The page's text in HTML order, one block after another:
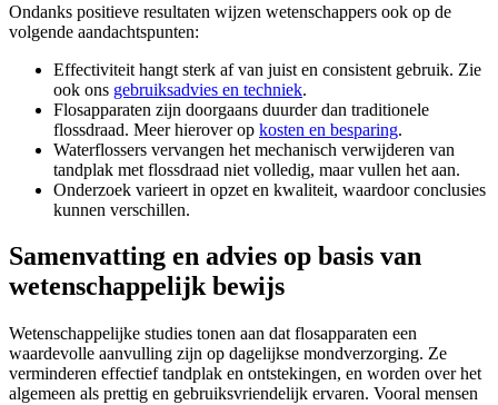
Ondanks positieve resultaten wijzen wetenschappers ook op de
volgende aandachtspunten:
Effectiviteit hangt sterk af van juist en consistent gebruik. Zie
ook ons gebruiksadvies en techniek.
Flosapparaten zijn doorgaans duurder dan traditionele
flossdraad. Meer hierover op kosten en besparing.
Waterflossers vervangen het mechanisch verwijderen van
tandplak met flossdraad niet volledig, maar vullen het aan.
Onderzoek varieert in opzet en kwaliteit, waardoor conclusies
kunnen verschillen.
Samenvatting en advies op basis van
wetenschappelijk bewijs
Wetenschappelijke studies tonen aan dat flosapparaten een
waardevolle aanvulling zijn op dagelijkse mondverzorging. Ze
verminderen effectief tandplak en ontstekingen, en worden over het
algemeen als prettig en gebruiksvriendelijk ervaren. Vooral mensen